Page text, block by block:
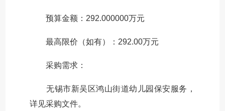
预算金额：292.000000万元
最高限价（如有）：292.00万元
采购需求：
无锡市新吴区鸿山街道幼儿园保安服务，
详见采购文件。